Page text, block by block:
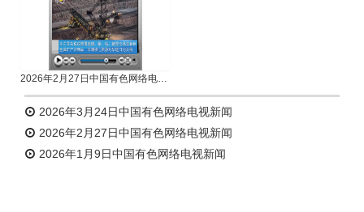
2026年2月27日中国有色网络电视新闻
2026年3月24日中国有色网络电视新闻
2026年2月27日中国有色网络电视新闻
2026年1月9日中国有色网络电视新闻